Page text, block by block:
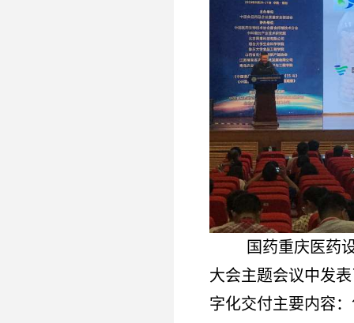
国药重庆医药
大会主题会议中发
字化交付主要内容